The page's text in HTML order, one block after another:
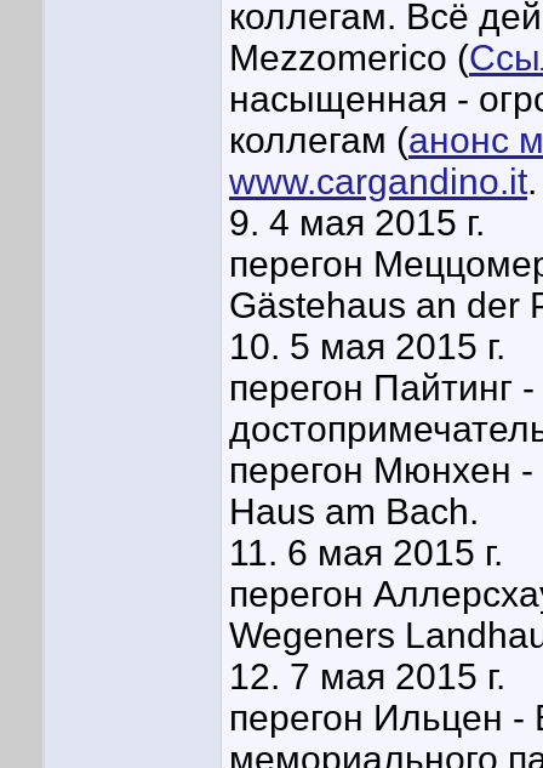
коллегам. Всё
Mezzomerico (
насыщенная -
коллегам (анонс
www.cargandino.it.
9. 4 мая 2015 г.
перегон
Gästehaus an der
10. 5 мая 2015 г.
перегон
перегон Мюнхен -
Haus am Bach.
11. 6 мая 2015 г.
перегон
Wegeners
12. 7 мая 2015 г.
перегон Ильцен
мемориального